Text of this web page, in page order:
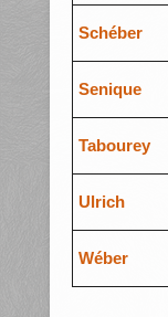
Schéber
Senique
Tabourey
Ulrich
Wéber